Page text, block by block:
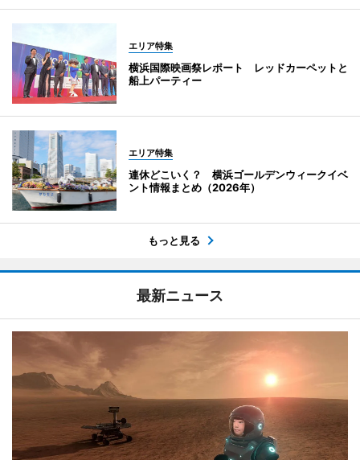
エリア特集
横浜国際映画祭レポート レッドカーペットと
船上パーティー
エリア特集
連休どこいく？ 横浜ゴールデンウィークイベ
ント情報まとめ（2026年）
もっと見る
最新ニュース